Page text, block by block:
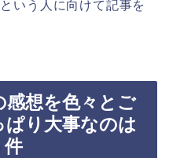
いう人に向けて記事を
感想を色々とご
り大事なのは
件